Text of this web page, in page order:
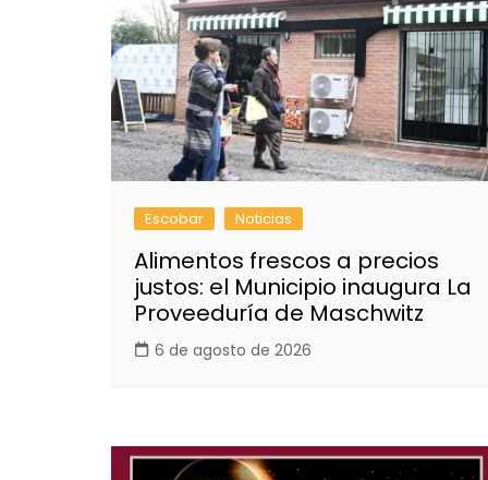
Escobar Noticias
Alimentos frescos a precios
justos: el Municipio inaugura La
Proveeduría de Maschwitz
6 de agosto de 2026